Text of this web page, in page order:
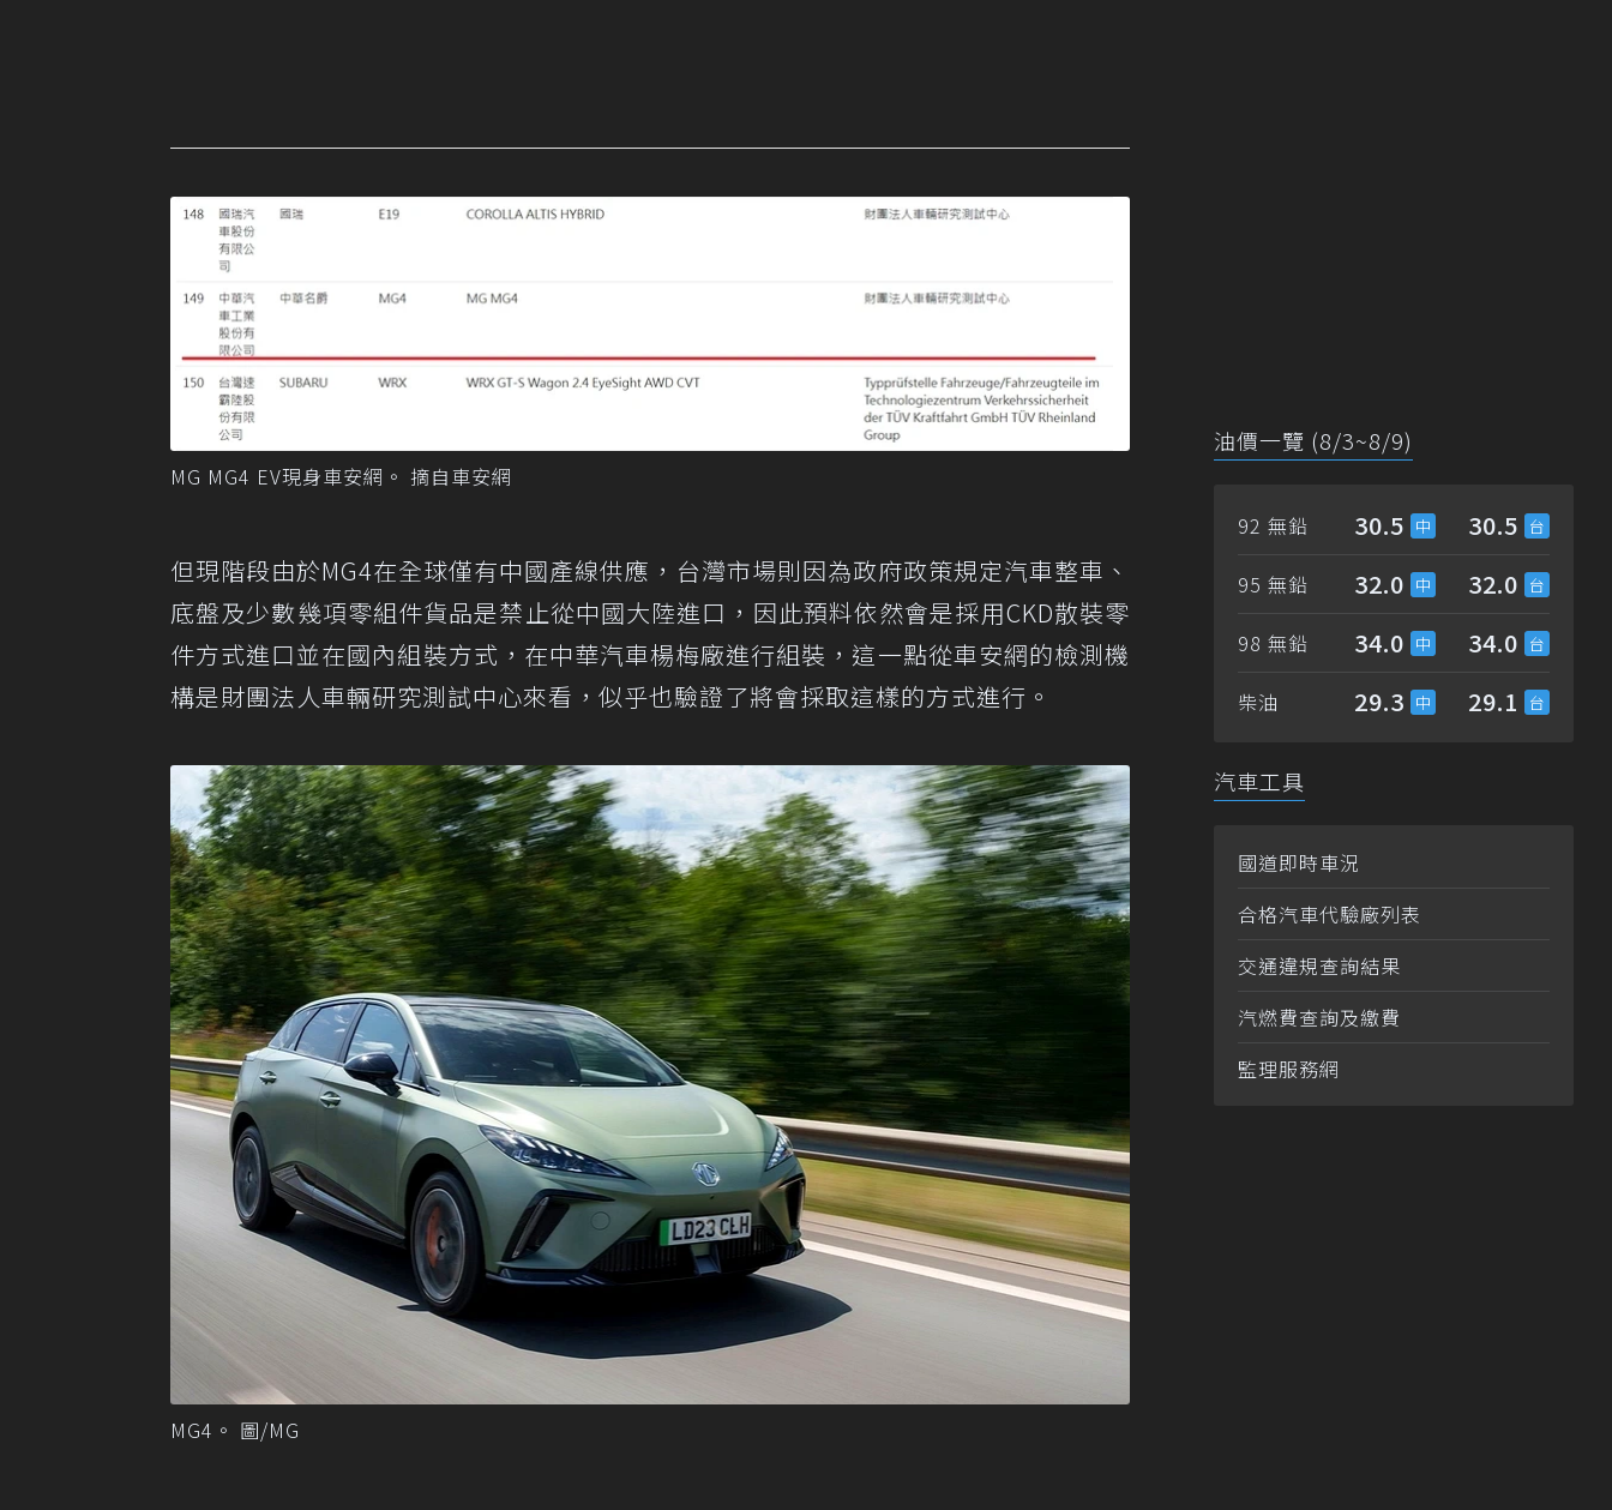
MG MG4 EV現身車安網。 摘自車安網
但現階段由於MG4在全球僅有中國產線供應，台灣市場則因為政府政策規定汽車整車、
底盤及少數幾項零組件貨品是禁止從中國大陸進口，因此預料依然會是採用CKD散裝零
件方式進口並在國內組裝方式，在中華汽車楊梅廠進行組裝，這一點從車安網的檢測機
構是財團法人車輛研究測試中心來看，似乎也驗證了將會採取這樣的方式進行。
MG4。 圖/MG
油價一覽 (8/3~8/9)
92 無鉛 30.5 30.5
95 無鉛 32.0 32.0
98 無鉛 34.0 34.0
柴油 29.3 29.1
汽車工具
國道即時車況
合格汽車代驗廠列表
交通違規查詢結果
汽燃費查詢及繳費
監理服務網